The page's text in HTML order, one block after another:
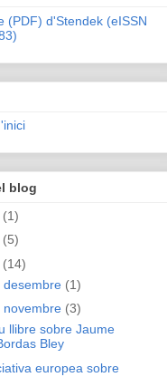
(PDF) d'Stendek (eISSN
blog
(1)
(5)
(14)
desembre (1)
novembre (3)
llibre sobre Jaume
Bley
europea sobre